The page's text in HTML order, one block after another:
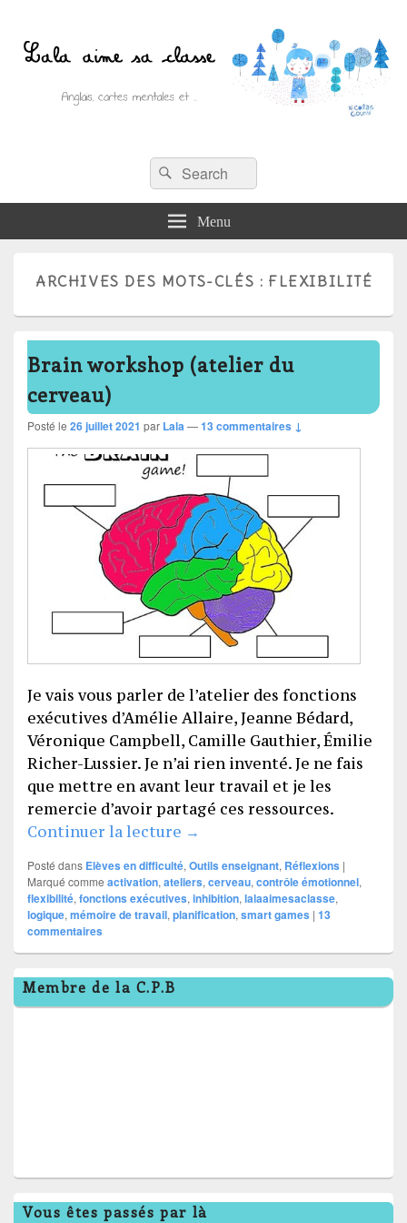
Lala aime sa classe
Anglais, cartes mentales et ….Recherche :
Rechercher
Menu
ARCHIVES DES MOTS-CLÉS :FLEXIBILITÉ
Brain workshop (atelier du
cerveau)
Posté le 26 juillet 2021 par Lala—13 commentaires ↓
Je vais vous parler de l’atelier des fonctions
exécutives d’Amélie Allaire, Jeanne Bédard,
Véronique Campbell, Camille Gauthier, Émilie
Richer-Lussier. Je n’ai rien inventé. Je ne fais
que mettre en avant leur travail et je les
remercie d’avoir partagé ces ressources.
Continuer la lecture Brain workshop (atelier du
→
Posté dans Elèves en difficulté, Outils enseignant, Réflexions |
Marqué comme activation, ateliers, cerveau, contrôle émotionnel,
flexibilité, fonctions exécutives, inhibition, lalaaimesaclasse,
logique, mémoire de travail, planification, smart games | 13
commentaires
Zone
principale
de
Membre de la C.P.B
Vous êtes passés par là